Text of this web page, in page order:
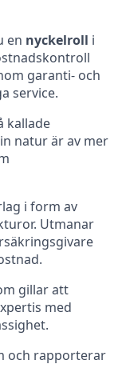
en nyckelroll i
garanti- och
service.
kallade
natur är av mer
i form av
Utmanar
gillar att
med
och rapporterar